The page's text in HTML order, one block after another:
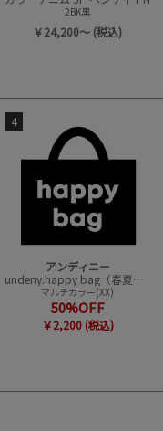
2BK黒
￥24,200～ (税込)
4
アンディニー
undeny.happy bag（春夏アイテムハッピーバック）
マルチカラー(XX)
50%OFF
￥2,200 (税込)